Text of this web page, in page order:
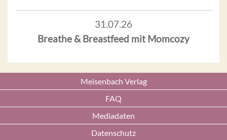
31.07.26
Breathe & Breastfeed mit Momcozy
Meisenbach Verlag
FAQ
Mediadaten
Datenschutz